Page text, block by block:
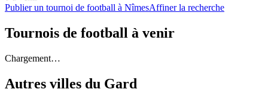
Publier un tournoi de football à NîmesAffiner la recherche
Tournois de football à venir
Chargement…
Autres villes du Gard